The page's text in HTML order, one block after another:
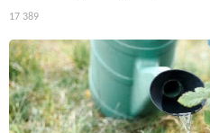
17 389